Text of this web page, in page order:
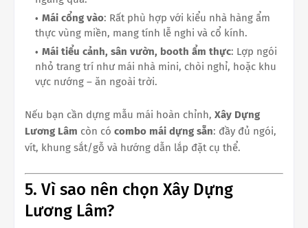
Mái cổng vào: Rất phù hợp với kiểu nhà hàng ẩm
thực vùng miền, mang tính lễ nghi và cổ kính.
Mái tiểu cảnh, sân vườn, booth ẩm thực: Lợp ngói
nhỏ trang trí như mái nhà mini, chòi nghỉ, hoặc khu
vực nướng – ăn ngoài trời.
Nếu bạn cần dựng mẫu mái hoàn chỉnh, Xây Dựng
Lương Lâm còn có combo mái dựng sẵn: đầy đủ ngói,
vít, khung sắt/gỗ và hướng dẫn lắp đặt cụ thể.
5. Vì sao nên chọn Xây Dựng
Lương Lâm?